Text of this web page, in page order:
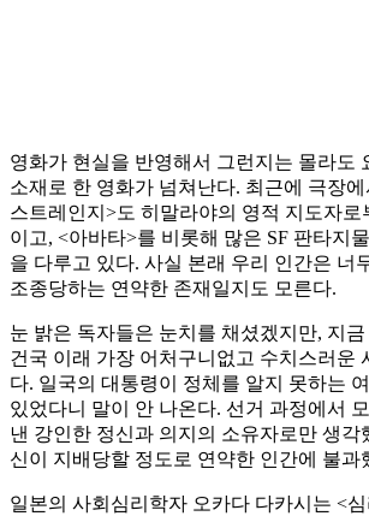
영화가 현실을 반영해서 그런지는 몰라도
소재로 한 영화가 넘쳐난다. 최근에 극장
스트레인지>도 히말라야의 영적 지도자로
이고, <아바타>를 비롯해 많은 SF 판타지
을 다루고 있다. 사실 본래 우리 인간은 너
조종당하는 연약한 존재일지도 모른다.
눈 밝은 독자들은 눈치를 채셨겠지만, 지
건국 이래 가장 어처구니없고 수치스러운
다. 일국의 대통령이 정체를 알지 못하는
있었다니 말이 안 나온다. 선거 과정에서
낸 강인한 정신과 의지의 소유자로만 생각
신이 지배당할 정도로 연약한 인간에 불과
일본의 사회심리학자 오카다 다카시는 <심